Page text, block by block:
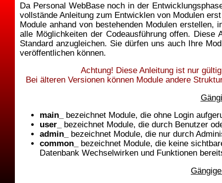
Da Personal WebBase noch in der
vollstände Anleitung zum Entwicklen von Modulen
Module anhand von bestehenden Modulen erstellen,
alle Möglichkeiten der Codeausführung offen.
Standard anzugleichen. Sie dürfen uns auch Ihre
veröffentlichen können.
Achtung! Diese Anleitung ist nur
Bei älteren Versionen können Module andere
main_
bezeichnet Module, die ohne Login
user_
bezeichnet Module, die durch Benutzer
admin_
bezeichnet Module, die nur durch
common_
bezeichnet Module, die keine
Datenbank Wechselwirken und Funktionen